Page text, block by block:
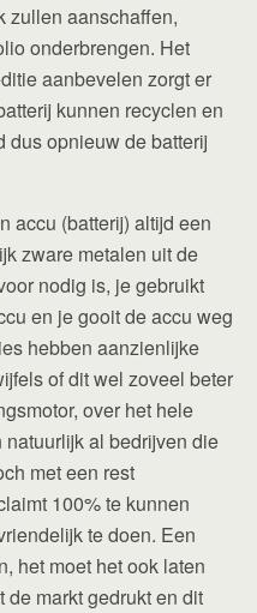
zullen aanschaffen,
onderbrengen. Het
aanbevelen zorgt er
kunnen recyclen en
dus opnieuw de batterij
accu (batterij) altijd een
zware metalen uit de
nodig is, je gebruikt
en je gooit de accu weg
hebben aanzienlijke
of dit wel zoveel beter
over het hele
al bedrijven die
met een rest
100% te kunnen
te doen. Een
het moet het ook laten
de markt gedrukt en dit